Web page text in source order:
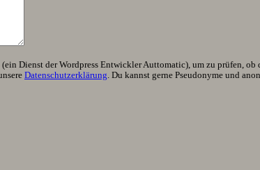
Dienst der Wordpress Entwickler Auttomatic), um zu prüfen,
Datenschutzerklärung. Du kannst gerne Pseudonyme und